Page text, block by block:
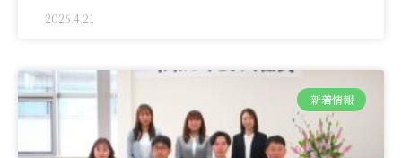
2026.4.21
新着情報